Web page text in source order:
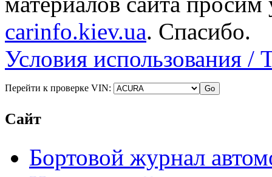
carinfo.kiev.ua. Спасибо.
Условия использования /
Перейти к проверке VIN:
Сайт
Бортовой журнал